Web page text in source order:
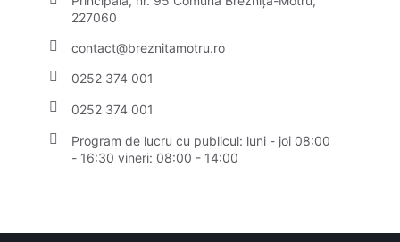
227060
contact@breznitamotru.ro
0252 374 001
0252 374 001
Program de lucru cu publicul: luni - joi 08:00
- 16:30 vineri: 08:00 - 14:00